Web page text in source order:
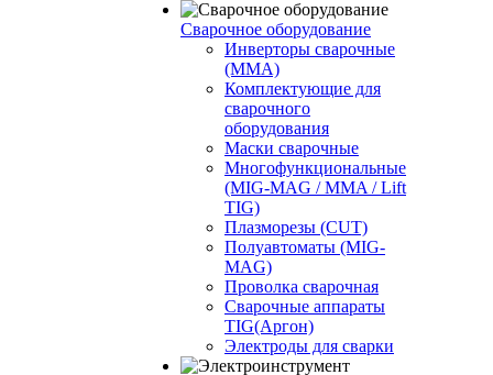
Сварочное оборудование
Инверторы сварочные
(ММА)
Комплектующие для
сварочного
оборудования
Маски сварочные
Многофункциональные
(MIG-MAG / MMA / Lift
TIG)
Плазморезы (CUT)
Полуавтоматы (МIG-
MAG)
Проволка сварочная
Сварочные аппараты
TIG(Аргон)
Электроды для сварки